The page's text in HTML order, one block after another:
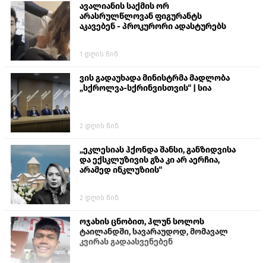
ავალიანის საქმის ორ
არასრულწლოვან ფიგურანტს
აკავებენ - პროკურორი ადასტურებს
1 დღის წინ
ვის გადაუხადა მინისტრმა მადლობა
„სქროლვა-სქრინვისთვის“ | სია
2 დღის წინ
„ეკლესიას ჰქონდა შანსი, განზიდვისა
და ექსკლუზივის გზა კი არ აერჩია,
არამედ ინკლუზიის“
2 დღის წინ
ოჯახის ცნობით, ჰლუნ სოლოს
ტაილანდში, სავარაუდოდ, მომავალ
კვირას გადაასვენებენ